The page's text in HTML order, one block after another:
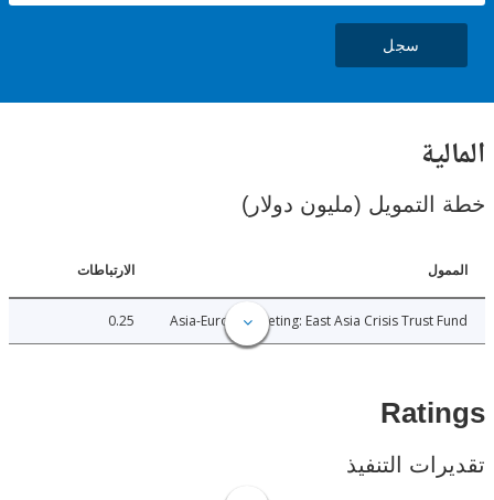
(مليون دولار)
الارتباطات
Asia-Europe Meeting: East Asia Crisis Trust
0.25
التنفيذ